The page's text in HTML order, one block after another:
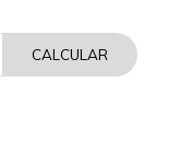
CALCULAR